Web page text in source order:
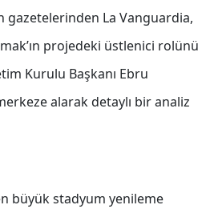
gazetelerinden La Vanguardia,
projedeki üstlenici rolünü
Kurulu Başkanı Ebru
alarak detaylı bir analiz
büyük stadyum yenileme